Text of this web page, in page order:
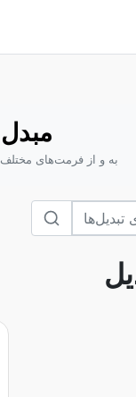
XLS مبدل
تبدیل XLS به و از فرمت‌های مختلف